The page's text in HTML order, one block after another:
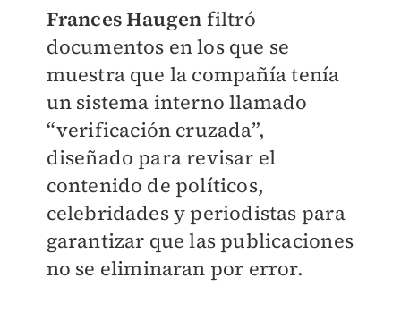
Frances Haugen filtró
documentos en los que se
muestra que la compañía tenía
un sistema interno llamado
“verificación cruzada”,
diseñado para revisar el
contenido de políticos,
celebridades y periodistas para
garantizar que las publicaciones
no se eliminaran por error.